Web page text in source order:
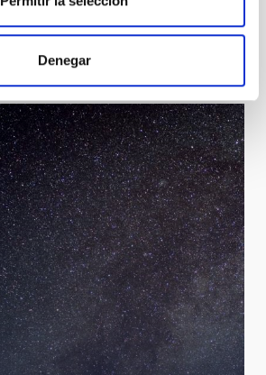
Denegar